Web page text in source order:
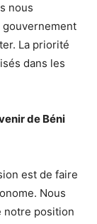
nous
La priorité
dans les
de Béni
est de faire
Nous
notre position